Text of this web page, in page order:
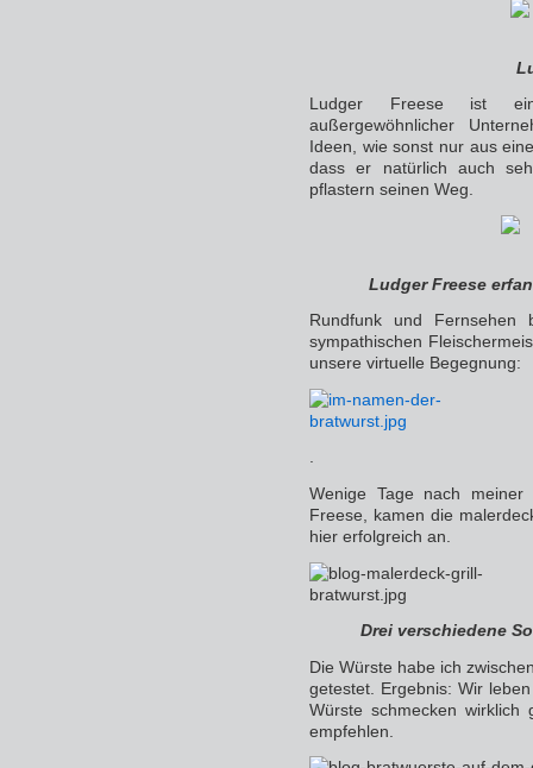
Ludger Freese ist ein
außergewöhnlicher
Ideen, wie sonst nur aus
dass er natürlich auch
pflastern seinen Weg.
Ludger Freese
Rundfunk und Fernsehen
sympathischen
unsere virtuelle Begegnung:
.
Wenige Tage nach
Freese, kamen die
hier erfolgreich an.
Drei verschiedene
Die Würste habe ich
getestet. Ergebnis: Wir
Würste schmecken
empfehlen.